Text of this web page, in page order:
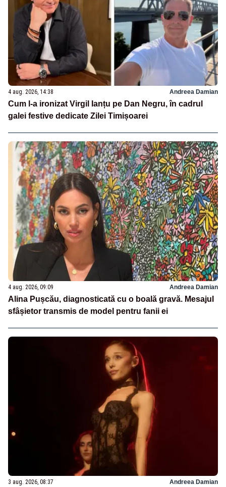
4 aug. 2026, 14:38 Andreea Damian
Cum l-a ironizat Virgil Ianțu pe Dan Negru, în cadrul
galei festive dedicate Zilei Timișoarei
4 aug. 2026, 09:09 Andreea Damian
Alina Pușcău, diagnosticată cu o boală gravă. Mesajul
sfâșietor transmis de model pentru fanii ei
3 aug. 2026, 08:37 Andreea Damian